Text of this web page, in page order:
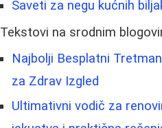
Saveti za negu kućnih
Tekstovi na srodnim
Najbolji Besplatni
za Zdrav Izgled
Ultimativni vodič za